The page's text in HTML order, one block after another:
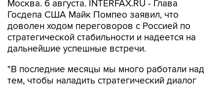
Москва. 6 августа. INTERFAX.RU - Глава
Госдепа США Майк Помпео заявил, что
доволен ходом переговоров с Россией по
стратегической стабильности и надеется на
дальнейшие успешные встречи.
"В последние месяцы мы много работали над
тем, чтобы наладить стратегический диалог